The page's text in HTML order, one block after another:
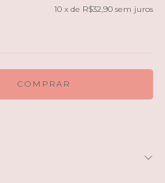
10 x de R$32,90 sem juros